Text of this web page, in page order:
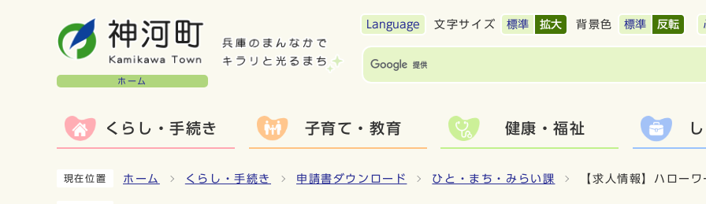
ホーム
Language 文字サイズ 標準 拡大 背景色 標準 反転
くらし・手続き 子育て・教育 健康・福祉
現在位置 ホーム くらし・手続き 申請書ダウンロード ひと・まち・みらい課 【求人情報】ハロー